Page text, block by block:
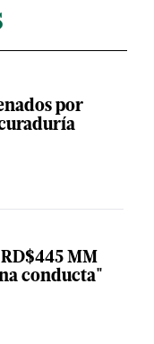
por
MM
conducta"